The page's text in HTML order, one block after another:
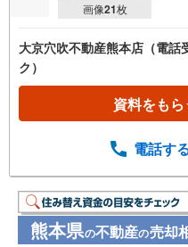
画像21枚
大京穴吹不動産熊本店（電
ク）
資料をもら
電話す
熊本県の不動産の売却